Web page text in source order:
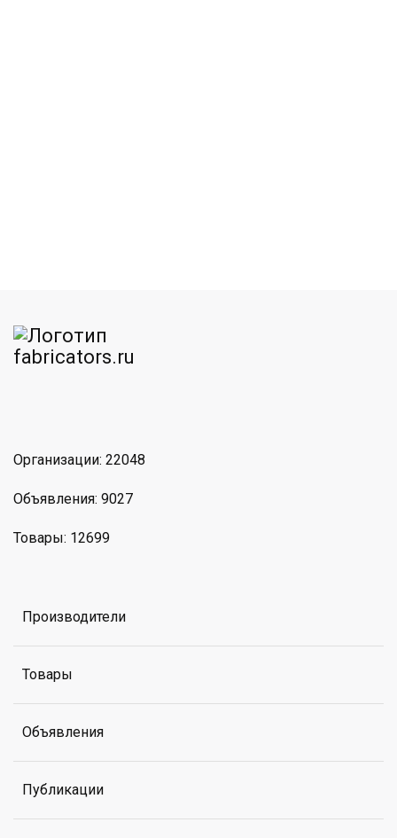
Организации: 22048
Объявления: 9027
Товары: 12699
Производители
Товары
Объявления
Публикации